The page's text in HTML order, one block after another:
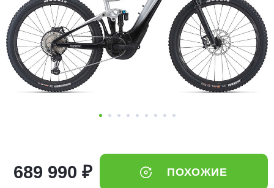
689 990 ₽ ПОХОЖИЕ
Добавляйте товары
в корзину
Оплачивайте сегодня только
выбранный способом